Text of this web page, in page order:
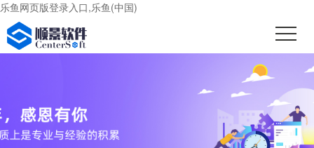
乐鱼网页版登录入口,乐鱼(中国)